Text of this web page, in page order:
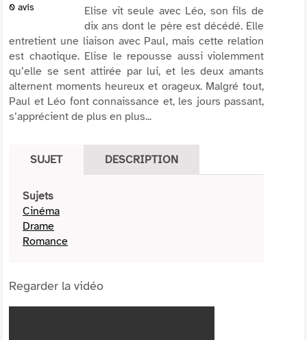
0 avis
Elise vit seule avec Léo, son fils de
dix ans dont le père est décédé. Elle
entretient une liaison avec Paul, mais cette relation
est chaotique. Elise le repousse aussi violemment
qu’elle se sent attirée par lui, et les deux amants
alternent moments heureux et orageux. Malgré tout,
Paul et Léo font connaissance et, les jours passant,
s’apprécient de plus en plus...
SUJET DESCRIPTION
Sujets
Cinéma
Drame
Romance
Regarder la vidéo